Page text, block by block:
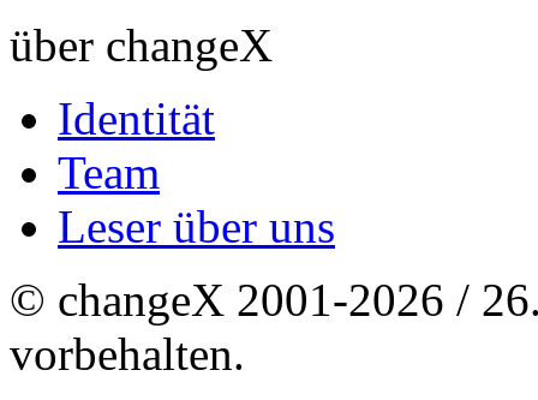
über changeX
Identität
Team
Leser über uns
© changeX 2001-2026 /
vorbehalten.